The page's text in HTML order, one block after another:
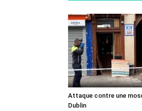
Attaque contre une
Dublin